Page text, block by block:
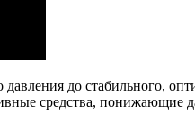
давления до стабильного,
средства, понижающие